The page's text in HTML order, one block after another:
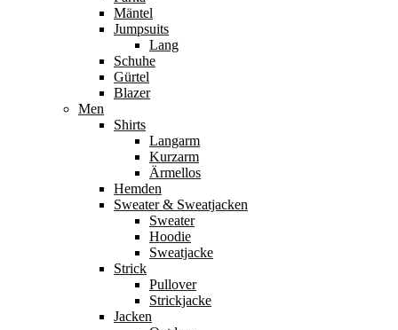
Mäntel
Jumpsuits
Lang
Schuhe
Gürtel
Blazer
Men
Shirts
Langarm
Kurzarm
Ärmellos
Hemden
Sweater & Sweatjacken
Sweater
Hoodie
Sweatjacke
Strick
Pullover
Strickjacke
Jacken